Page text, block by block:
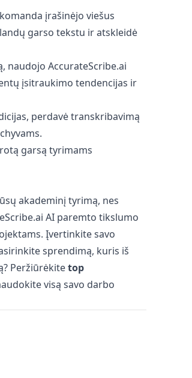
įrašinėjo viešus
garso tekstu ir atskleidė
naudojo AccurateScribe.ai
įsitraukimo tendencijas ir
perdavė transkribavimą
garsą tyrimams
akademinį tyrimą, nes
AI paremto tikslumo
Įvertinkite savo
sprendimą, kuris iš
Peržiūrėkitetop
visą savo darbo